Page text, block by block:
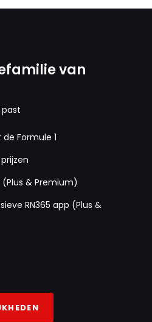
van
Formule 1
& Premium)
RN365 app (Plus &